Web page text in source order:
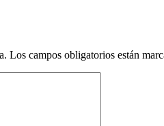
Los campos obligatorios están